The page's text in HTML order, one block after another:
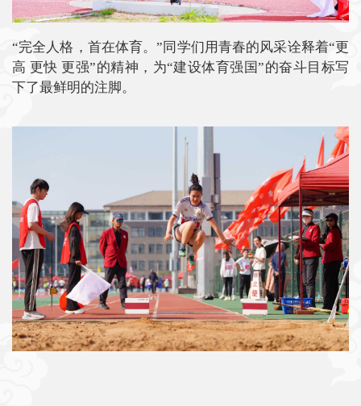
“完全人格，首在体育。”同学们用青春的风采诠释着“更
高 更快 更强”的精神，为“建设体育强国”的奋斗目标写
下了最鲜明的注脚。